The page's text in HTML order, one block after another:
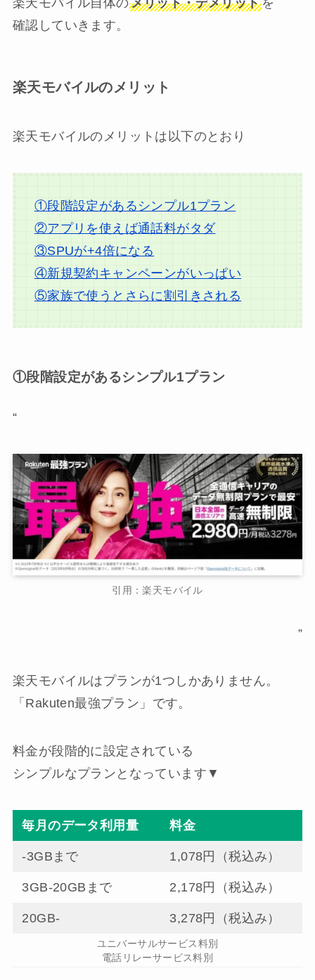
楽天モバイル自体のメリット・デメリットを
確認していきます。
楽天モバイルのメリット
楽天モバイルのメリットは以下のとおり
①段階設定があるシンプル1プラン
②アプリを使えば通話料がタダ
③SPUが+4倍になる
④新規契約キャンペーンがいっぱい
⑤家族で使うとさらに割引きされる
①段階設定があるシンプル1プラン
“
引用：楽天モバイル
”
楽天モバイルはプランが1つしかありません。
「Rakuten最強プラン」です。
料金が段階的に設定されている
シンプルなプランとなっています▼
毎月のデータ利用量 料金
-3GBまで 1,078円（税込み）
3GB-20GBまで 2,178円（税込み）
20GB- 3,278円（税込み）
ユニバーサルサービス料別
電話リレーサービス料別